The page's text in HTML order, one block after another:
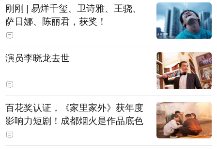
刚刚 | 易烊千玺、卫诗雅、王骁、
萨日娜、陈丽君，获奖！
演员李晓龙去世
百花奖认证，《家里家外》获年度
影响力短剧！成都烟火是作品底色